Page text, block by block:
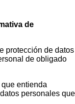
de
protección de datos
de obligado
entienda
personales que